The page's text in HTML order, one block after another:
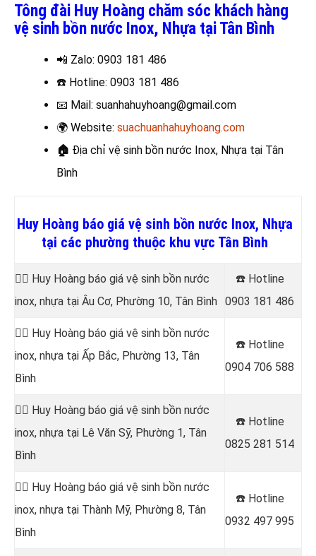
Tông đài Huy Hoàng chăm sóc khách hàng
vệ sinh bồn nước Inox, Nhựa tại Tân Bình
📲 Zalo: 0903 181 486
☎️ Hotline: 0903 181 486
📧 Mail: suanhahuyhoang@gmail.com
🌍 Website: suachuanhahuyhoang.com
🏠 Địa chỉ vệ sinh bồn nước Inox, Nhựa tại Tân
Bình
Huy Hoàng báo giá vệ sinh bồn nước Inox, Nhựa
tại các phường thuộc khu vực Tân Bình
👷‍♂️ Huy Hoàng báo giá vệ sinh bồn nước
inox, nhựa tại Âu Cơ, Phường 10, Tân Bình
☎️ Hotline
0903 181 486
👷‍♂️ Huy Hoàng báo giá vệ sinh bồn nước
inox, nhựa tại Ấp Bắc, Phường 13, Tân
Bình
☎️ Hotline
0904 706 588
👷‍♂️ Huy Hoàng báo giá vệ sinh bồn nước
inox, nhựa tại Lê Văn Sỹ, Phường 1, Tân
Bình
☎️ Hotline
0825 281 514
👷‍♂️ Huy Hoàng báo giá vệ sinh bồn nước
inox, nhựa tại Thành Mỹ, Phường 8, Tân
Bình
☎️ Hotline
0932 497 995